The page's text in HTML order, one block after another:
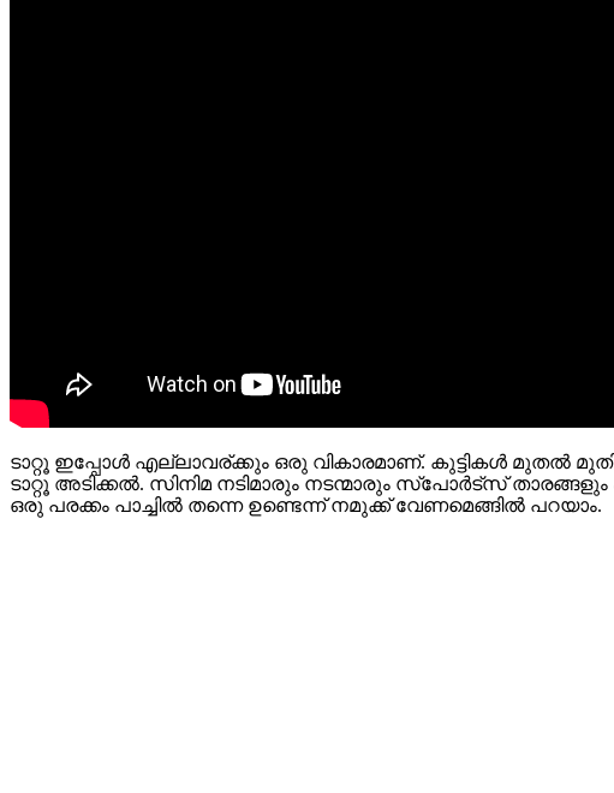
ടാറ്റൂ ഇപ്പോള്‍ എല്ലാവര്ക്കും ഒരു വികാരമാണ്. കുട്ടികള്‍ മുതല്‍
ടാറ്റൂ അടിക്കല്‍. സിനിമ നടിമാരും നടന്മാരും സ്പോര്‍ട്സ്
ഒരു പരക്കം പാച്ചില്‍ തന്നെ ഉണ്ടെന്ന് നമുക്ക് വേണമെങ്ങില്‍ പറയാം.